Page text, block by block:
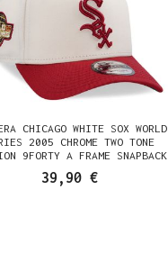
CHICAGO WHITE SOX WORLD
2005 CHROME TWO TONE
9FORTY A FRAME SNAPBACK
CAP
39,90 €